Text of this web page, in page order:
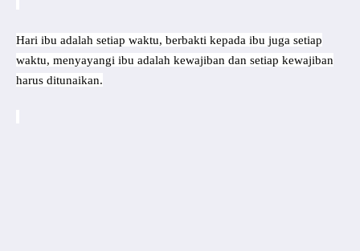
Hari ibu adalah setiap waktu, berbakti kepada ibu juga setiap
waktu, menyayangi ibu adalah kewajiban dan setiap kewajiban
harus ditunaikan.